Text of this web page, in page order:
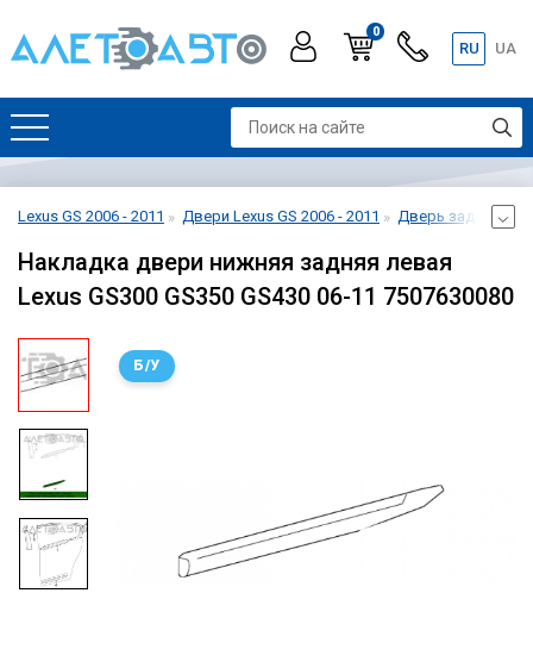
0
RU UA
Lexus GS 2006 - 2011 Двери Lexus GS 2006 - 2011 Дверь задняя
Накладка двери нижняя задняя левая
Lexus GS300 GS350 GS430 06-11 7507630080
Б/У